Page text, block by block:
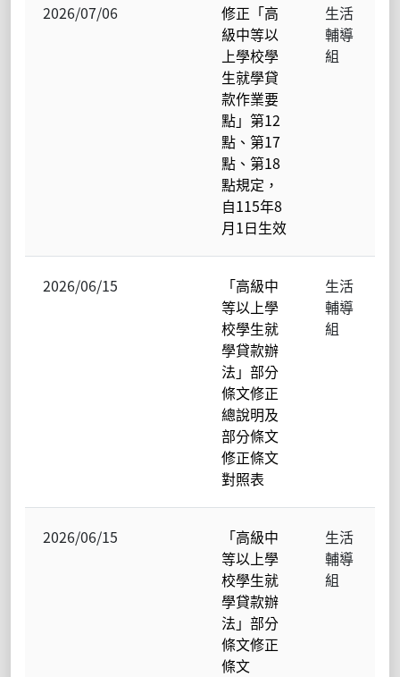
2026/07/06
修正「高
級中等以
上學校學
生就學貸
款作業要
點」第12
點、第17
點、第18
點規定，
自115年8
月1日生效
生活
輔導
組
2026/06/15
「高級中
等以上學
校學生就
學貸款辦
法」部分
條文修正
總說明及
部分條文
修正條文
對照表
生活
輔導
組
2026/06/15
「高級中
等以上學
校學生就
學貸款辦
法」部分
條文修正
條文
生活
輔導
組